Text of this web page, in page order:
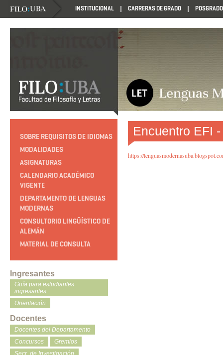
INSTITUCIONAL CARRERAS DE GRADO POSGRADO
SOBRE REQUISITOS DE IDIOMAS
MODALIDADES
ASIGNATURAS
CALENDARIO ACADÉMICO
VIGENTE
DEPARTAMENTO DE LENGUAS
MODERNAS
CONSULTORIO LINGÜÍSTICO DE
ALEMÁN
MATERIAL DE CONSULTA
Ingresantes
Guía para estudiantes
ingresantes
Orientación
Docentes
Docentes del Departamento
Concursos
Gremios
Secr. de Investigación
Encuentro EFI
https://